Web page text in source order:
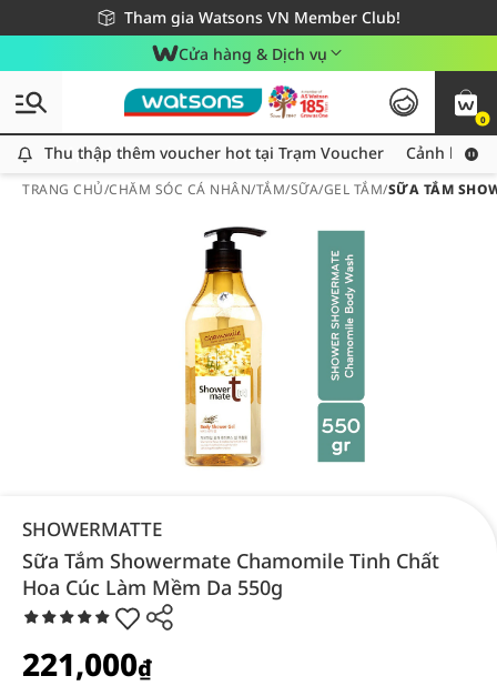
Tham gia Watsons VN Member Club!
Miễn phí giao hàng cho đơn hàng từ 249,000Đ
Giao hàng nhanh 24h - Áp dụng khu vực TP. Hồ Chí Minh
Cửa hàng & Dịch vụ
0
Thu thập thêm voucher hot tại Trạm Voucher
Thu thập thêm voucher hot tại Trạm Voucher Cảnh báo
TRANG CHỦ/CHĂM SÓC CÁ NHÂN/TẮM/SỮA/GEL TẮM/SỮA TẮM
SHOWERMATTE
Sữa Tắm Showermate Chamomile Tinh Chất
Hoa Cúc Làm Mềm Da 550g
221,000₫